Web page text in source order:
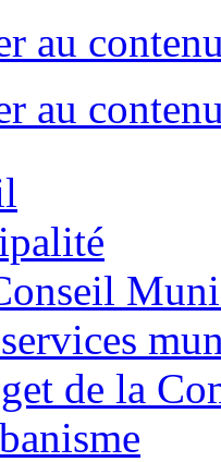
au contenu
au contenu
de la